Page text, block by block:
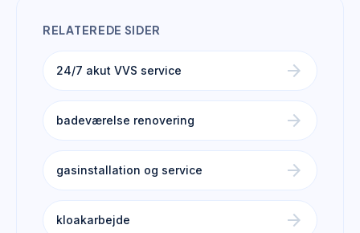
RELATEREDE SIDER
24/7 akut VVS service arrow_forward
badeværelse renovering arrow_forward
gasinstallation og service arrow_forward
kloakarbejde arrow_forward